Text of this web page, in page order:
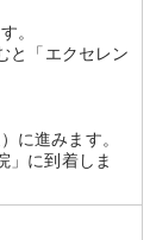
。
と「エクセレン
に進みます。
」に到着しま